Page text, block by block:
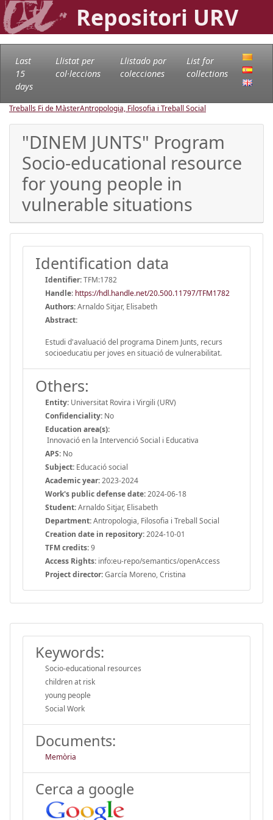
Repositori URV
Last
15
days
Llistat per
col·leccions
Llistado por
colecciones
List for
collections
Treballs Fi de MàsterAntropologia, Filosofia i Treball Social
"DINEM JUNTS" Program
Socio-educational resource
for young people in
vulnerable situations
Identification data
Identifier:TFM:1782
Handle: https://hdl.handle.net/20.500.11797/TFM1782
Authors:Arnaldo Sitjar, Elisabeth
Abstract:
Estudi d'avaluació del programa Dinem Junts, recurs
socioeducatiu per joves en situació de vulnerabilitat.
Others:
Entity: Universitat Rovira i Virgili (URV)
Confidenciality: No
Education area(s):
Innovació en la Intervenció Social i Educativa
APS: No
Subject: Educació social
Academic year:2023-2024
Work's public defense date:2024-06-18
Student:Arnaldo Sitjar, Elisabeth
Department:Antropologia, Filosofia i Treball Social
Creation date in repository:2024-10-01
TFM credits:9
Access Rights: info:eu-repo/semantics/openAccess
Project director:García Moreno, Cristina
Keywords:
Socio-educational resources
children at risk
young people
Social Work
Documents:
Memòria
Cerca a google